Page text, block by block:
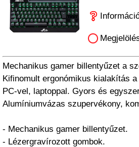
Mechanikus gamer billentyűzet a
Kifinomult ergonómikus kialakítás
PC-vel, laptoppal. Gyors és
Alumíniumvázas szupervékony,
- Mechanikus gamer billentyűzet.
- Lézergravírozott gombok.